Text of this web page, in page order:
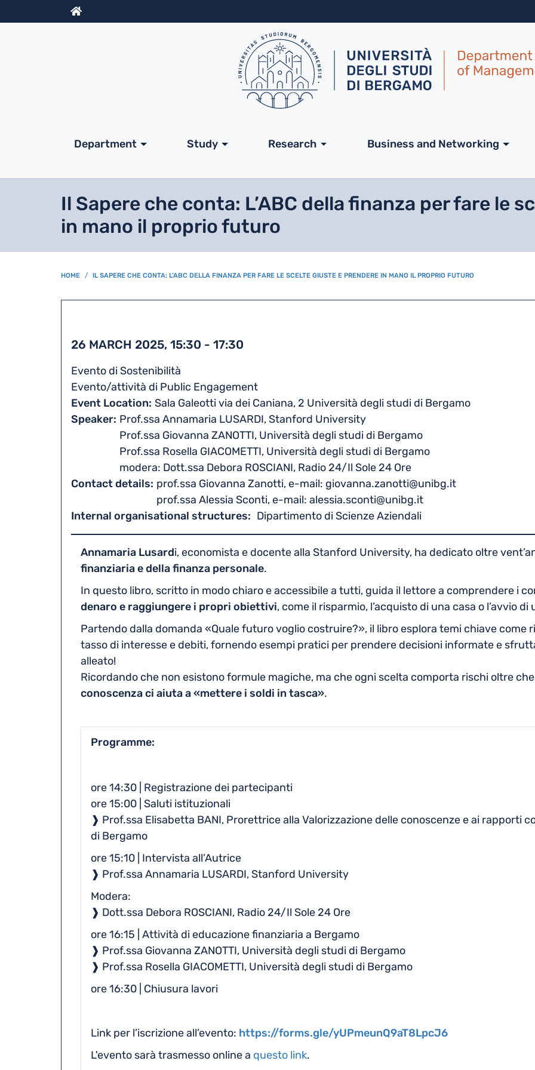
Info
Navigazione principale
Department Study Research Business and Networking
Il Sapere che conta: L’ABC della finanza per fare le
in mano il proprio futuro
BREADCRUMB
HOME IL SAPERE CHE CONTA: L’ABC DELLA FINANZA PER FARE LE SCELTE GIUSTE E PRENDERE IN MANO IL PROPRIO FUTURO
26 MARCH 2025, 15:30 - 17:30
Evento di Sostenibilità
Evento/attività di Public Engagement
Event Location Sala Galeotti via dei Caniana, 2 Università degli studi di Bergamo
Speaker Prof.ssa Annamaria LUSARDI, Stanford University
Prof.ssa Giovanna ZANOTTI, Università degli studi di Bergamo
Prof.ssa Rosella GIACOMETTI, Università degli studi di Bergamo
modera: Dott.ssa Debora ROSCIANI, Radio 24/Il Sole 24 Ore
Contact details prof.ssa Giovanna Zanotti, e-mail: giovanna.zanotti@unibg.it
prof.ssa Alessia Sconti, e-mail: alessia.sconti@unibg.it
Internal organisational structures
Dipartimento di Scienze Aziendali
Annamaria Lusardi, economista e docente alla Stanford University, ha dedicato oltre
finanziaria e della finanza personale.
In questo libro, scritto in modo chiaro e accessibile a tutti, guida il lettore a comprendere i
denaro e raggiungere i propri obiettivi, come il risparmio, l’acquisto di una casa o l’avvio di
Partendo dalla domanda «Quale futuro voglio costruire?», il libro esplora temi chiave come
tasso di interesse e debiti, fornendo esempi pratici per prendere decisioni informate e
alleato!
Ricordando che non esistono formule magiche, ma che ogni scelta comporta rischi oltre
conoscenza ci aiuta a «mettere i soldi in tasca».
Programme
ore 14:30 | Registrazione dei partecipanti
ore 15:00 | Saluti istituzionali
❱ Prof.ssa Elisabetta BANI, Prorettrice alla Valorizzazione delle conoscenze e ai rapporti
di Bergamo
ore 15:10 | Intervista all’Autrice
❱ Prof.ssa Annamaria LUSARDI, Stanford University
Modera:
❱ Dott.ssa Debora ROSCIANI, Radio 24/Il Sole 24 Ore
ore 16:15 | Attività di educazione finanziaria a Bergamo
❱ Prof.ssa Giovanna ZANOTTI, Università degli studi di Bergamo
❱ Prof.ssa Rosella GIACOMETTI, Università degli studi di Bergamo
ore 16:30 | Chiusura lavori
Link per l’iscrizione all’evento: https://forms.gle/yUPmeunQ9aT8LpcJ6
L'evento sarà trasmesso online a questo link.